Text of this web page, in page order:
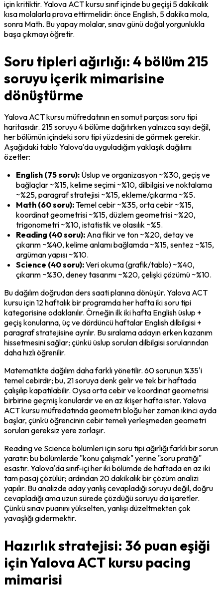
için kritiktir. Yalova ACT kursu sınıf içinde bu geçişi 5 dakikalık
kısa molalarla prova ettirmelidir: önce English, 5 dakika mola,
sonra Math. Bu yapay molalar, sınav günü doğal yorgunlukla
başa çıkmayı öğretir.
Soru tipleri ağırlığı: 4 bölüm 215
soruyu içerik mimarisine
dönüştürme
Yalova ACT kursu müfredatının en somut parçası soru tipi
haritasıdır. 215 soruyu 4 bölüme dağıtırken yalnızca sayı değil,
her bölümün içindeki soru tipi yüzdesini de görmek gerekir.
Aşağıdaki tablo Yalova'da uyguladığım yaklaşık dağılımı
özetler:
English (75 soru): Üslup ve organizasyon ~%30, geçiş ve
bağlaçlar ~%15, kelime seçimi ~%10, dilbilgisi ve noktalama
~%25, paragraf stratejisi ~%15, ekleme/çıkarma ~%5.
Math (60 soru): Temel cebir ~%35, orta cebir ~%15,
koordinat geometrisi ~%15, düzlem geometrisi ~%20,
trigonometri ~%10, istatistik ve olasılık ~%5.
Reading (40 soru): Ana fikir ve ton ~%20, detay ve
çıkarım ~%40, kelime anlamı bağlamda ~%15, sentez ~%15,
argüman yapısı ~%10.
Science (40 soru): Veri okuma (grafik/tablo) ~%40,
çıkarım ~%30, deney tasarımı ~%20, çelişki çözümü ~%10.
Bu dağılım doğrudan ders saati planına dönüşür. Yalova ACT
kursu için 12 haftalık bir programda her hafta iki soru tipi
kategorisine odaklanılır. Örneğin ilk iki hafta English üslup +
geçiş konularına, üç ve dördüncü haftalar English dilbilgisi +
paragraf stratejisine ayrılır. Bu sıralama adayın erken kazanım
hissetmesini sağlar; çünkü üslup soruları dilbilgisi sorularından
daha hızlı öğrenilir.
Matematikte dağılım daha farklı yönetilir. 60 sorunun %35'i
temel cebirdir; bu, 21 soruya denk gelir ve tek bir haftada
çalışılıp kapatılabilir. Oysa orta cebir ve koordinat geometrisi
birbirine geçmiş konulardır ve en az ikişer hafta ister. Yalova
ACT kursu müfredatında geometri bloğu her zaman ikinci ayda
başlar, çünkü öğrencinin cebir temeli yerleşmeden geometri
soruları gereksiz yere zorlaşır.
Reading ve Science bölümleri için soru tipi ağırlığı farklı bir sorun
yaratır: bu bölümlerde "konu çalışmak" yerine "soru pratiği"
esastır. Yalova'da sınıf-içi her iki bölümde de haftada en az iki
tam pasaj çözülür; ardından 20 dakikalık bir çözüm analizi
yapılır. Bu analizde aday yanlış cevapladığı soruyu değil, doğru
cevapladığı ama uzun sürede çözdüğü soruyu da işaretler.
Çünkü sınav puanını yükselten, yanlışı düzeltmekten çok
yavaşlığı gidermektir.
Hazırlık stratejisi: 36 puan eşiği
için Yalova ACT kursu pacing
mimarisi